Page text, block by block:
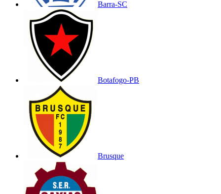
Barra-SC
Botafogo-PB
Brusque